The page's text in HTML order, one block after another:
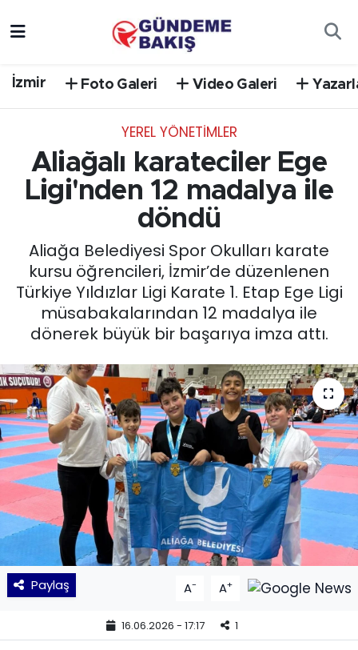
İzmir Foto Galeri Video Galeri
YEREL YÖNETİMLER
Aliağalı karateciler Ege
Ligi'nden 12 madalya ile
döndü
Aliağa Belediyesi Spor Okulları karate
kursu öğrencileri, İzmir’de düzenlenen
Türkiye Yıldızlar Ligi Karate 1. Etap Ege Ligi
müsabakalarından 12 madalya ile
dönerek büyük bir başarıya imza attı.
Paylaş A- A+
16.06.2026 - 17:17 1
EGE
EKONOMİ
English News
KÜLTÜR SANAT
MAGAZİN
POLİTİKA
SAĞLIK
Siyaset
SPOR
TEKNOLOJİ
Trafik Durumu
Süper Lig Puan Durumu ve Fikstür
Tüm Manşetler
Son Dakika Haberleri
Haber Arşivi